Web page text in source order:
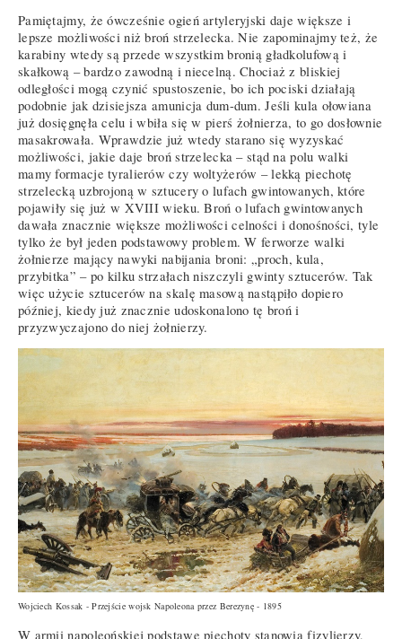
Pamiętajmy, że ówcześnie ogień artyleryjski daje większe i
lepsze możliwości niż broń strzelecka. Nie zapominajmy też, że
karabiny wtedy są przede wszystkim bronią gładkolufową i
skałkową – bardzo zawodną i niecelną. Chociaż z bliskiej
odległości mogą czynić spustoszenie, bo ich pociski działają
podobnie jak dzisiejsza amunicja dum-dum. Jeśli kula ołowiana
już dosięgnęła celu i wbiła się w pierś żołnierza, to go dosłownie
masakrowała. Wprawdzie już wtedy starano się wyzyskać
możliwości, jakie daje broń strzelecka – stąd na polu walki
mamy formacje tyralierów czy woltyżerów – lekką piechotę
strzelecką uzbrojoną w sztucery o lufach gwintowanych, które
pojawiły się już w XVIII wieku. Broń o lufach gwintowanych
dawała znacznie większe możliwości celności i donośności, tyle
tylko że był jeden podstawowy problem. W ferworze walki
żołnierze mający nawyki nabijania broni: „proch, kula,
przybitka” – po kilku strzałach niszczyli gwinty sztucerów. Tak
więc użycie sztucerów na skalę masową nastąpiło dopiero
później, kiedy już znacznie udoskonalono tę broń i
przyzwyczajono do niej żołnierzy.
Wojciech Kossak - Przejście wojsk Napoleona przez Berezynę - 1895
W armii napoleońskiej podstawę piechoty stanowią fizylierzy,